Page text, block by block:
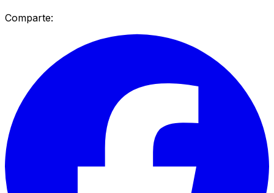
Comparte: